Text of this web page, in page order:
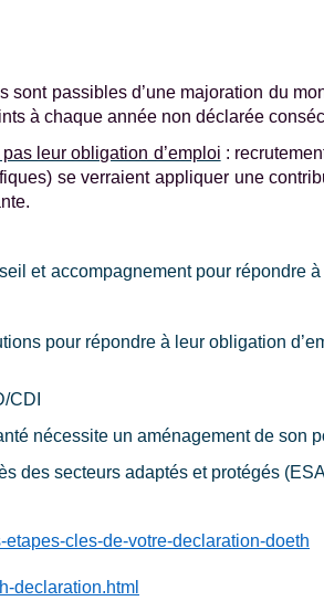
sont passibles d’une majoration du
à chaque année non déclarée
leur obligation d’emploi :
se verraient appliquer une
et accompagnement pour répondre
pour répondre à leur obligation
CDI
nécessite un aménagement de son
des secteurs adaptés et protégés
cles-de-votre-declaration-doeth
declaration.html